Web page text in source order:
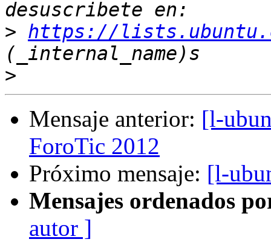
> https://
>
Mensaje anterior: [l-
ForoTic 2012
Próximo mensaje: [l-
Mensajes ordenados
autor ]